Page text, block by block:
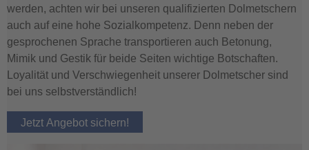
werden, achten wir bei unseren qualifizierten Dolmetschern
auch auf eine hohe Sozialkompetenz. Denn neben der
gesprochenen Sprache transportieren auch Betonung,
Mimik und Gestik für beide Seiten wichtige Botschaften.
Loyalität und Verschwiegenheit unserer Dolmetscher sind
bei uns selbstverständlich!
Jetzt Angebot sichern!